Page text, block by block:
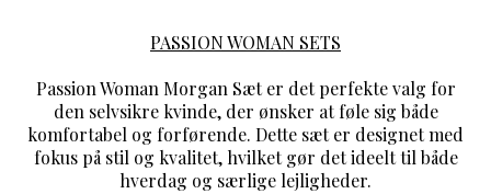
PASSION WOMAN SETS
Passion Woman Morgan Sæt er det perfekte valg for
den selvsikre kvinde, der ønsker at føle sig både
komfortabel og forførende. Dette sæt er designet med
fokus på stil og kvalitet, hvilket gør det ideelt til både
hverdag og særlige lejligheder.